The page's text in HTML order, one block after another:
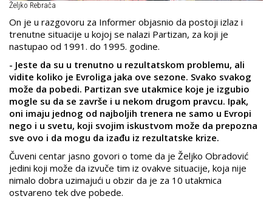
Željko Rebrača
On je u razgovoru za Informer objasnio da postoji izlaz i
trenutne situacije u kojoj se nalazi Partizan, za koji je
nastupao od 1991. do 1995. godine.
- Jeste da su u trenutno u rezultatskom problemu, ali
vidite koliko je Evroliga jaka ove sezone. Svako svakog
može da pobedi. Partizan sve utakmice koje je izgubio
mogle su da se završe i u nekom drugom pravcu. Ipak,
oni imaju jednog od najboljih trenera ne samo u Evropi
nego i u svetu, koji svojim iskustvom može da prepozna
sve ovo i da mogu da izađu iz rezultatske krize.
Čuveni centar jasno govori o tome da je Željko Obradović
jedini koji može da izvuče tim iz ovakve situacije, koja nije
nimalo dobra uzimajući u obzir da je za 10 utakmica
ostvareno tek dve pobede.